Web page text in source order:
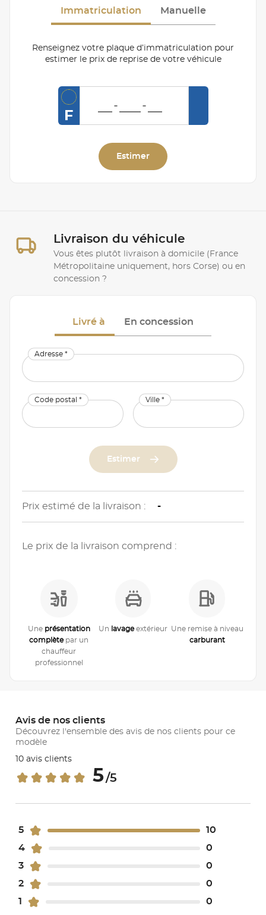
Immatriculation Manuelle
Renseignez votre plaque d’immatriculation pour
estimer le prix de reprise de votre véhicule
F
Estimer
Livraison du véhicule
Vous êtes plutôt livraison à domicile (France
Métropolitaine uniquement, hors Corse) ou en
concession ?
Livré à En concession
Adresse *
Code postal * Ville *
Estimer
Prix estimé de la livraison : -
Le prix de la livraison comprend :
Une présentation
complètepar un
chauffeur
professionnel
Un lavageextérieur Une remise à niveau
carburant
Avis de nos clients
Découvrez l'ensemble des avis de nos clients pour ce
modèle
10 avis clients
5/5
5
10
4
0
3
0
2
0
1
0